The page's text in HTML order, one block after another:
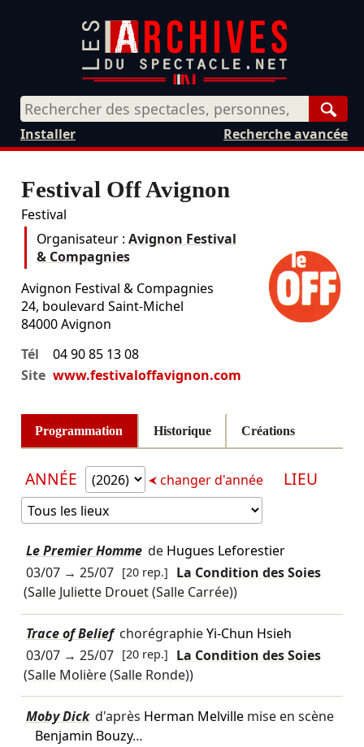
Recherche avancée
Installer
Festival Off Avignon
Festival
Organisateur : Avignon Festival
& Compagnies
Avignon Festival & Compagnies
24, boulevard Saint-Michel
84000 Avignon
Tél
04 90 85 13 08
Site www.festivaloffavignon.com
Programmation Historique Créations
ANNÉE changer d'année LIEU
Le Premier Homme de Hugues Leforestier
03/07→ 25/07 [20 rep.]
La Condition des Soies
(Salle Juliette Drouet (Salle Carrée))
Trace of Belief chorégraphieYi-Chun Hsieh
03/07→ 25/07 [20 rep.]
La Condition des Soies
(Salle Molière (Salle Ronde))
Moby Dick d'après Herman Melvillemise en scène
Benjamin Bouzy…